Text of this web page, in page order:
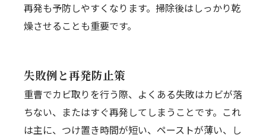
再発も予防しやすくなります。掃除後はしっかり乾
燥させることも重要です。
失敗例と再発防止策
重曹でカビ取りを行う際、よくある失敗はカビが落
ちない、またはすぐ再発してしまうことです。これ
は主に、つけ置き時間が短い、ペーストが薄い、し